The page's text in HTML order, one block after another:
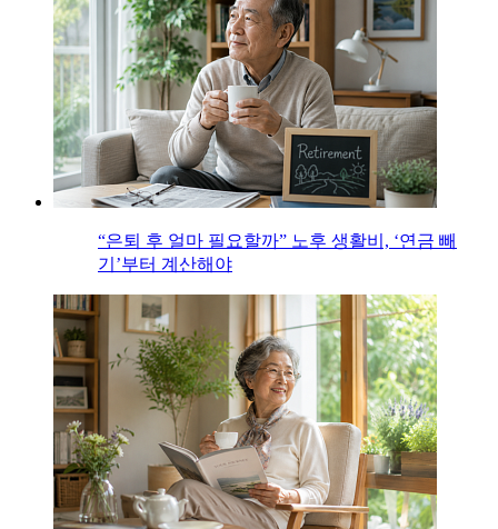
“은퇴 후 얼마 필요할까” 노후 생활비, ‘연금 빼
기’부터 계산해야